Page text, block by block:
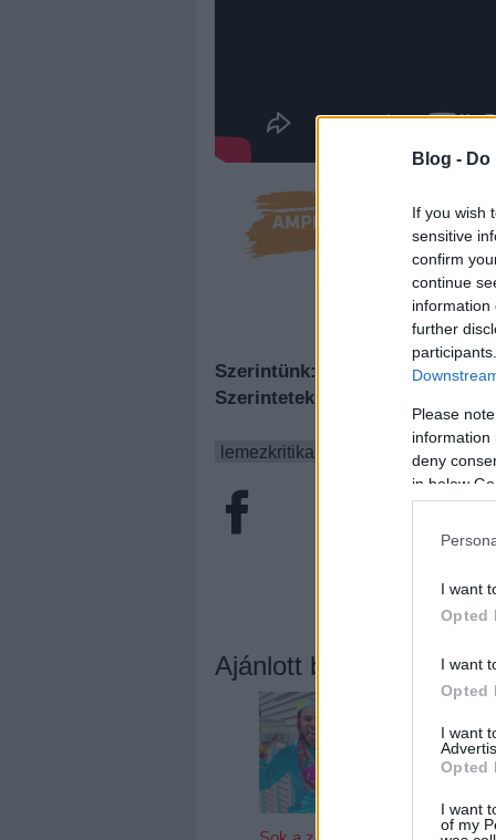
Blog -
If you wish
sensitive
confirm
continue
information
further
Please
information
deny
in below
I want
Opted
I want
Opted
I want
Opted
I want
of my
Szerintünk: (4/5)
Szerintetek:
lemezkritika
Ajánlott bejegyzések: